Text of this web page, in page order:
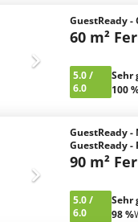
GuestReady -
60 m²
5.0/
6.0
Sehr
100
GuestReady -
GuestReady
90 m²
5.0/
6.0
Sehr
98 %